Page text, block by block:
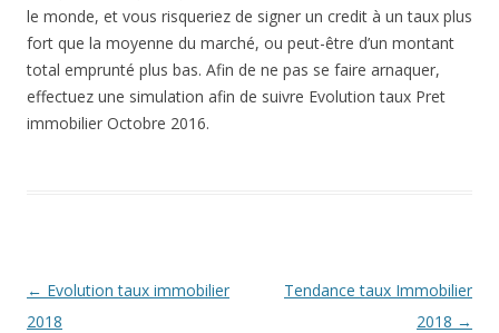
le monde, et vous risqueriez de signer un credit à un taux plus
fort que la moyenne du marché, ou peut-être d’un montant
total emprunté plus bas. Afin de ne pas se faire arnaquer,
effectuez une simulation afin de suivre Evolution taux Pret
immobilier Octobre 2016.
Navigation
des
← Evolution taux immobilier
2018
Tendance taux Immobilier
2018 →